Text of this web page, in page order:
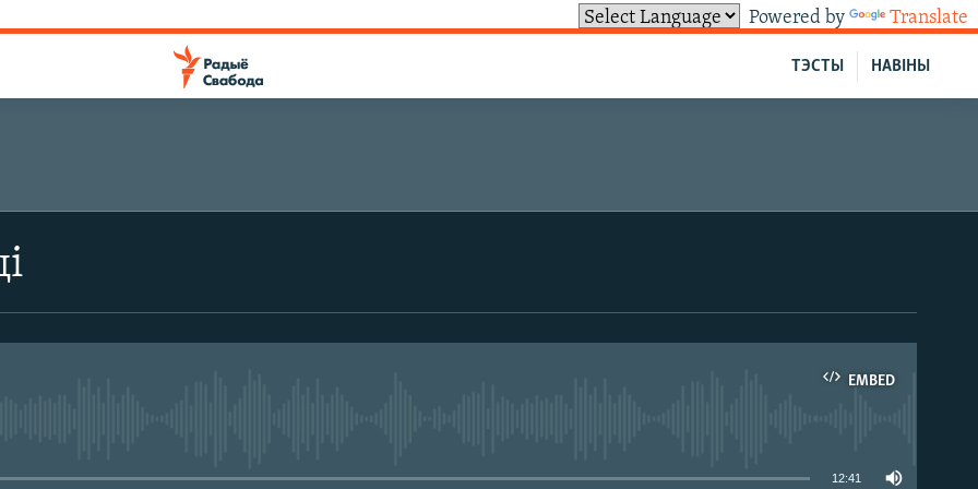
Powered by Translate
НАВІНЫ
ТЭСТЫ
EMBED
12:41